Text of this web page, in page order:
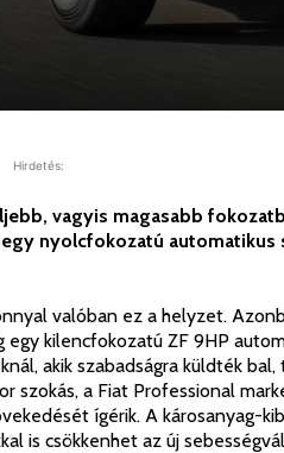
Hirdetés:
vagyis magasabb
nyolcfokozatú automatikus
valóban ez a helyzet.
kilencfokozatú ZF 9HP
akik szabadságra küldték
szokás, a Fiat Professional
ígérik. A károsanyag-
is csökkenhet az új